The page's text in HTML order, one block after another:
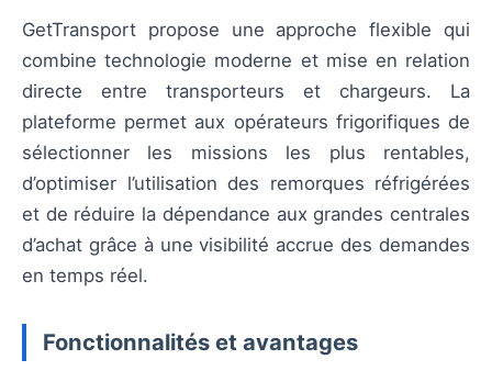
GetTransport propose une approche flexible qui
combine technologie moderne et mise en relation
directe entre transporteurs et chargeurs. La
plateforme permet aux opérateurs frigorifiques de
sélectionner les missions les plus rentables,
d’optimiser l’utilisation des remorques réfrigérées
et de réduire la dépendance aux grandes centrales
d’achat grâce à une visibilité accrue des demandes
en temps réel.
Fonctionnalités et avantages